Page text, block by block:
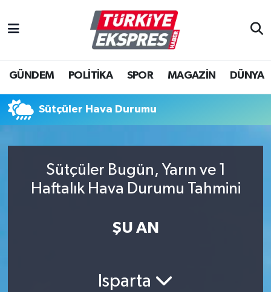
GÜNDEM POLİTİKA SPOR MAGAZİN DÜNYA
Sütçüler Hava Durumu
Sütçüler Bugün, Yarın ve 1
Haftalık Hava Durumu Tahmini
ŞU AN
Isparta
İstanbul Nöbetçi Eczaneler
İstanbul Hava Durumu
İstanbul Namaz Vakitleri
Süper Lig Puan Durumu ve Fikstür
Son Dakika Haberleri